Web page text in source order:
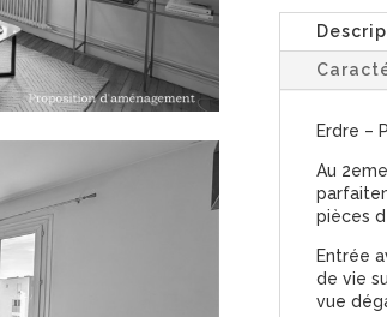
Erdre –
Au
pièces
Entrée
de vie
vue